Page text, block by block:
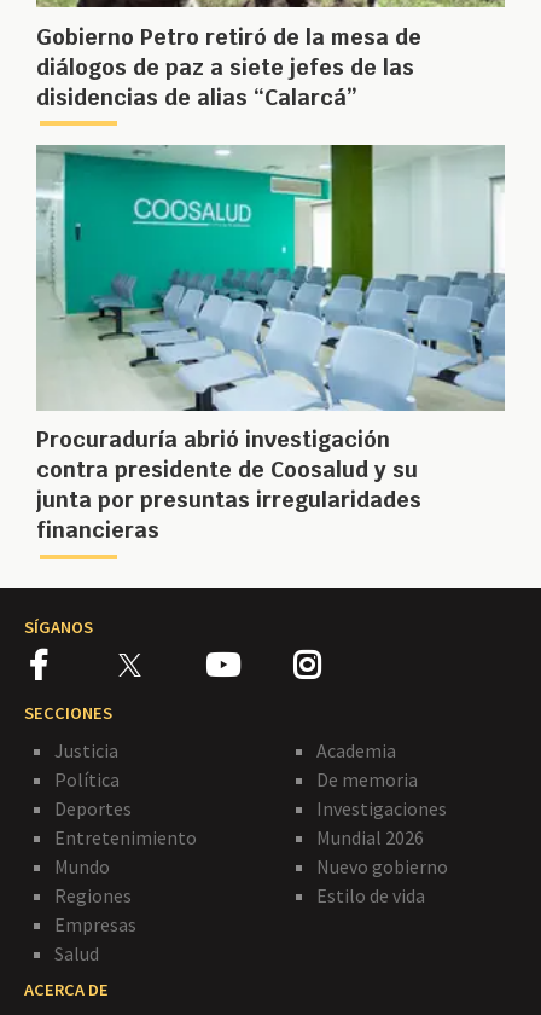
Gobierno Petro retiró de la mesa de
diálogos de paz a siete jefes de las
disidencias de alias “Calarcá”
Procuraduría abrió investigación
contra presidente de Coosalud y su
junta por presuntas irregularidades
financieras
SÍGANOS
SECCIONES
Justicia
Política
Deportes
Entretenimiento
Mundo
Regiones
Empresas
Salud
Academia
De memoria
Investigaciones
Mundial 2026
Nuevo gobierno
Estilo de vida
ACERCA DE